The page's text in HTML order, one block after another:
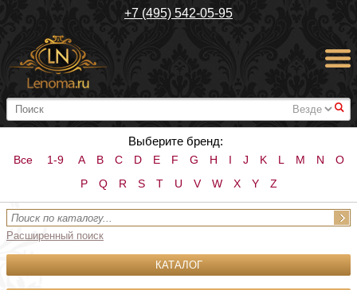
+7 (495) 542-05-95
#
Выберите бренд:
Все 1-9 A B C D E F G H I J K L M N
O
P
Q R S T U V W X Y Z
Расширенный поиск
КАТАЛОГ